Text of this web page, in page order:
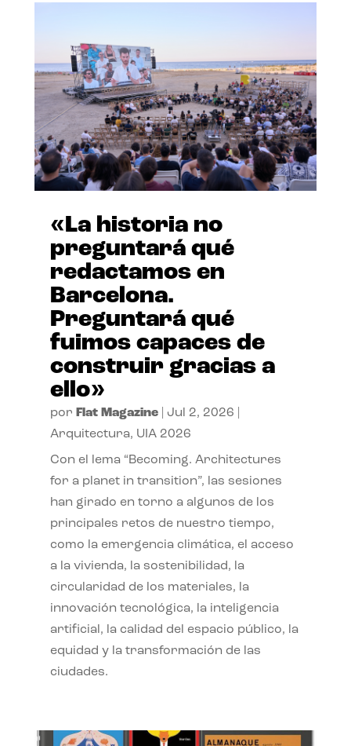
«La historia no
preguntará qué
redactamos en
Barcelona.
Preguntará qué
fuimos capaces de
construir gracias a
ello»
por Flat Magazine| Jul 2, 2026
Arquitectura, UIA 2026
Con el lema “Becoming. Architectures
for a planet in transition”, las sesiones
han girado en torno a algunos de los
principales retos de nuestro tiempo,
como la emergencia climática, el acceso
a la vivienda, la sostenibilidad, la
circularidad de los materiales, la
innovación tecnológica, la inteligencia
artificial, la calidad del espacio público, la
equidad y la transformación de las
ciudades.